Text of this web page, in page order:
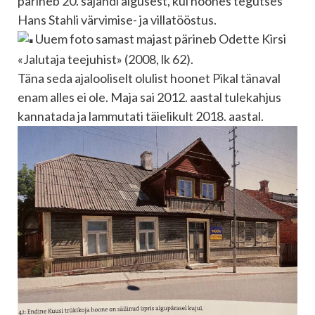
Hans Stahli värvimise- ja villatööstus.
Uuem foto samast majast pärineb Odette Kirsi
«Jalutaja teejuhist» (2008, lk 62).
Täna seda ajalooliselt olulist hoonet Pikal tänaval
enam alles ei ole. Maja sai 2012. aastal tulekahjus
kannatada ja lammutati täielikult 2018. aastal.